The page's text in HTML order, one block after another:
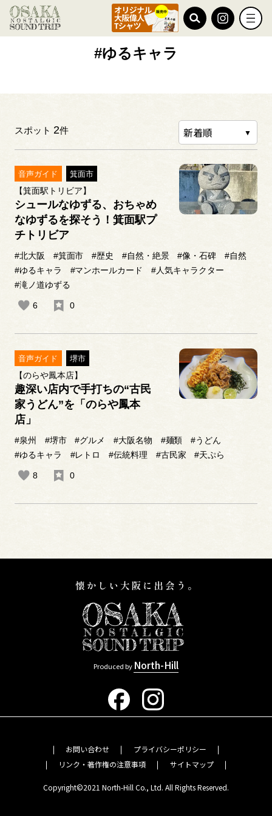
TOP #ゆるキャラ
#ゆるキャラ
スポット 2件
音声ガイド 箕面市
【箕面駅トリビア】
シュールなゆずる、おちゃめ
なゆずるを探そう！箕面駅プ
チトリビア
#北大阪 #箕面市 #歴史 #自然・絶景 #像・石碑
#自然
#ゆるキャラ
#マンホールカード
#人気キャラクター
#滝ノ道ゆずる
6 0
音声ガイド 堺市
【のらや鳳本店】
趣深い店内で手打ちの“古民
家うどん”を「のらや鳳本
店」
#泉州 #堺市 #グルメ #大阪名物 #麺類
#うどん
#ゆるキャラ
#レトロ #伝統料理 #古民家 #天ぷら
8 0
Produced by North-Hill
お問い合わせ
プライバシーポリシー
リンク・著作権の注意事項
サイトマップ
Copyright©2021 North-Hill Co., Ltd. All Rights Reserved.